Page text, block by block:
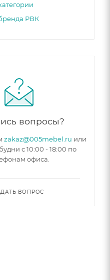
РВК
вопросы?
zakaz@005mebel.ru или
с 10:00 - 18:00 по
офиса.
ВОПРОС